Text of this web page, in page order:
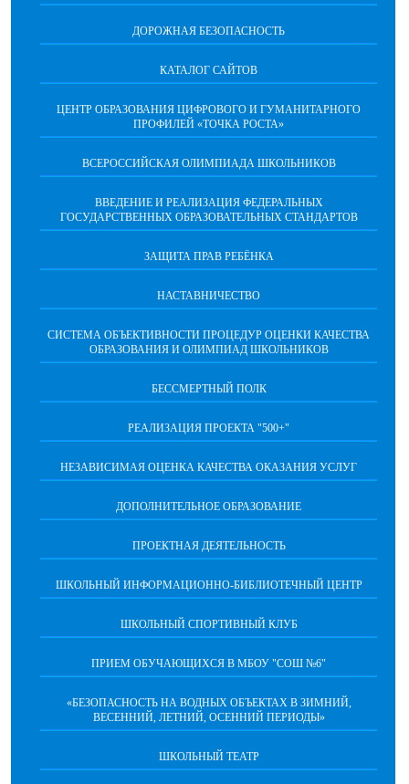
ДОРОЖНАЯ БЕЗОПАСНОСТЬ
КАТАЛОГ САЙТОВ
ЦЕНТР ОБРАЗОВАНИЯ ЦИФРОВОГО И ГУМАНИТАРНОГО
ПРОФИЛЕЙ «ТОЧКА РОСТА»
ВСЕРОССИЙСКАЯ ОЛИМПИАДА ШКОЛЬНИКОВ
ВВЕДЕНИЕ И РЕАЛИЗАЦИЯ ФЕДЕРАЛЬНЫХ
ГОСУДАРСТВЕННЫХ ОБРАЗОВАТЕЛЬНЫХ СТАНДАРТОВ
ЗАЩИТА ПРАВ РЕБЁНКА
НАСТАВНИЧЕСТВО
CИСТЕМА ОБЪЕКТИВНОСТИ ПРОЦЕДУР ОЦЕНКИ КАЧЕСТВА
ОБРАЗОВАНИЯ И ОЛИМПИАД ШКОЛЬНИКОВ
БЕССМЕРТНЫЙ ПОЛК
РЕАЛИЗАЦИЯ ПРОЕКТА "500+"
НЕЗАВИСИМАЯ ОЦЕНКА КАЧЕСТВА ОКАЗАНИЯ УСЛУГ
ДОПОЛНИТЕЛЬНОЕ ОБРАЗОВАНИЕ
ПРОЕКТНАЯ ДЕЯТЕЛЬНОСТЬ
ШКОЛЬНЫЙ ИНФОРМАЦИОННО-БИБЛИОТЕЧНЫЙ ЦЕНТР
ШКОЛЬНЫЙ СПОРТИВНЫЙ КЛУБ
ПРИЕМ ОБУЧАЮЩИХСЯ В МБОУ "СОШ №6"
«БЕЗОПАСНОСТЬ НА ВОДНЫХ ОБЪЕКТАХ В ЗИМНИЙ,
ВЕСЕННИЙ, ЛЕТНИЙ, ОСЕННИЙ ПЕРИОДЫ»
ШКОЛЬНЫЙ ТЕАТР